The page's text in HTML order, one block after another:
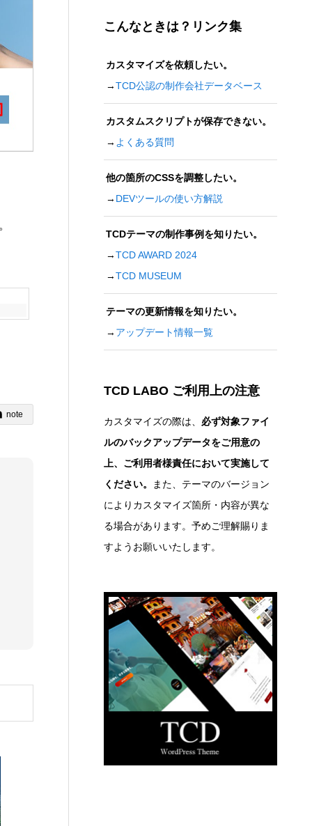
こんなときは？リンク集
カスタマイズを依頼したい。
→TCD公認の制作会社データベース
カスタムスクリプトが保存できない。
→ よくある質問
他の箇所のCSSを調整したい。
→ DEVツールの使い方解説
TCDテーマの制作事例を知りたい。
→TCD AWARD 2024
→TCD MUSEUM
テーマの更新情報を知りたい。
→ アップデート情報一覧
TCD LABO ご利用上の注意
カスタマイズの際は、 必ず対象ファイ
ルのバックアップデータをご用意の
上、ご利用者様責任において実施して
ください。
また、テーマのバージョン
によりカスタマイズ箇所・内容が異な
る場合があります。予めご理解賜りま
すようお願いいたします。
note